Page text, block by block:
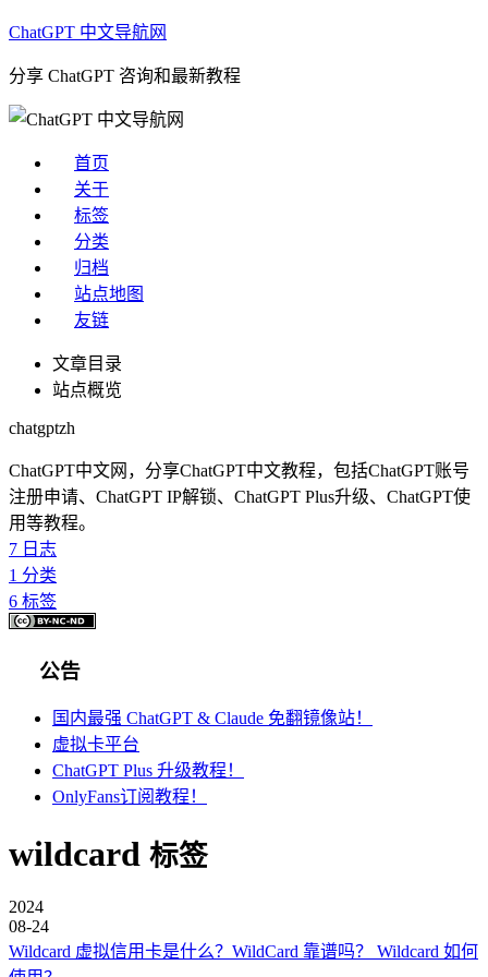
ChatGPT 中文导航网
分享 ChatGPT 咨询和最新教程
首页
关于
标签
分类
归档
站点地图
友链
文章目录
站点概览
chatgptzh
ChatGPT中文网，分享ChatGPT中文教程，包括ChatGPT账号
注册申请、ChatGPT IP解锁、ChatGPT Plus升级、ChatGPT使
用等教程。
7 日志
1 分类
6 标签
公告
国内最强 ChatGPT & Claude 免翻镜像站！
虚拟卡平台
ChatGPT Plus 升级教程！
OnlyFans订阅教程！
wildcard 标签
2024
08-24
Wildcard 虚拟信用卡是什么？WildCard 靠谱吗？ Wildcard 如何